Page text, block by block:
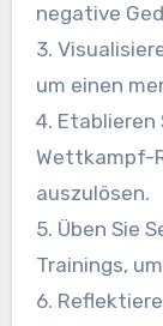
negative
3.
um einen
4. Etablieren
Wettkampf-
auszulösen.
5. Üben Sie
Trainings,
6.